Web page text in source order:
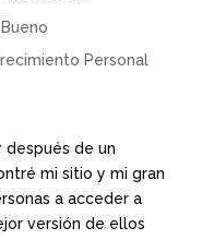
Personal
después de un
mi sitio y mi gran
a acceder a
versión de ellos